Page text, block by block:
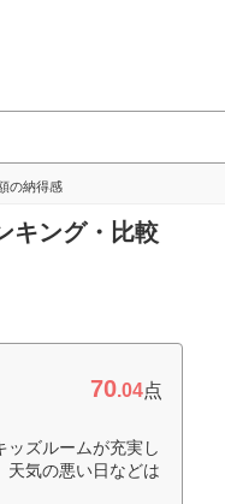
の納得感
キング・比較
70.04点
ッズルームが充実し
天気の悪い日などは